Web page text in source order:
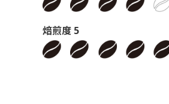
焙煎度 5